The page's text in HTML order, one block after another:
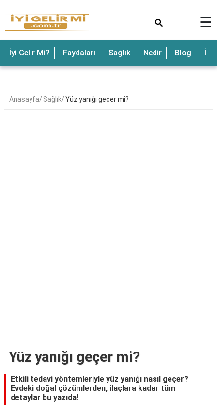
☰
İyi Gelir Mi? Faydaları Sağlık Nedir Blog
Anasayfa Sağlık Yüz yanığı geçer mi?
Yüz yanığı geçer mi?
Etkili tedavi yöntemleriyle yüz yanığı nasıl geçer?
Evdeki doğal çözümlerden, ilaçlara kadar tüm
detaylar bu yazıda!